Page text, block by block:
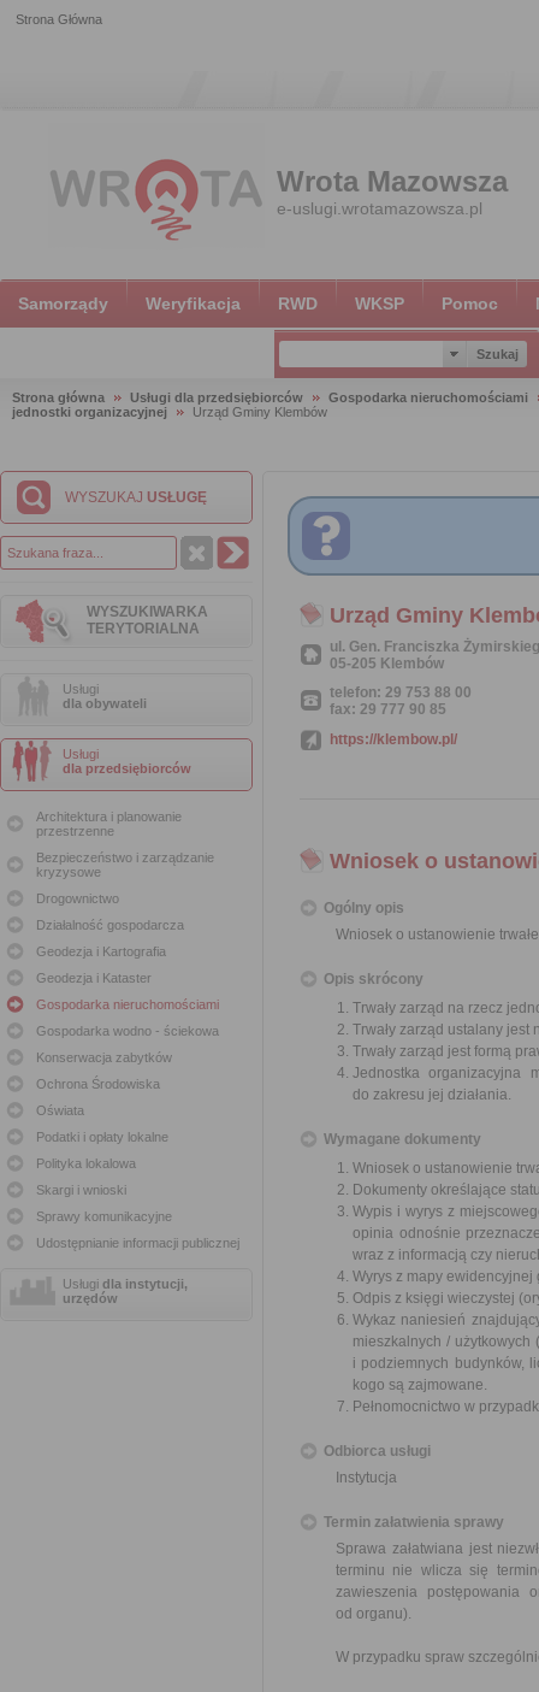
Strona Główna
Wrota Mazowsza
e-uslugi.wrotamazowsza.pl
Samorządy Weryfikacja RWD WKSP Pomoc
Strona główna Usługi dla przedsiębiorców
Gospodarka nieruchomościami
jednostki organizacyjnej
Urząd Gminy Klembów
WYSZUKAJ USŁUGĘ
WYSZUKIWARKA
TERYTORIALNA
Usługi
dla obywateli
Usługi
dla przedsiębiorców
Architektura i planowanie
przestrzenne
Bezpieczeństwo i zarządzanie
kryzysowe
Drogownictwo
Działalność gospodarcza
Geodezja i Kartografia
Geodezja i Kataster
Gospodarka nieruchomościami
Gospodarka wodno - ściekowa
Konserwacja zabytków
Ochrona Środowiska
Oświata
Podatki i opłaty lokalne
Polityka lokalowa
Skargi i wnioski
Sprawy komunikacyjne
Udostępnianie informacji publicznej
Usługi dla instytucji,
urzędów
Urząd Gminy
ul. Gen. Franciszka
05-205 Klembów
telefon: 29 753 88 00
fax: 29 777 90 85
https://klembow.pl/
Wniosek o
Ogólny opis
Wniosek o ustanowienie
Opis skrócony
Trwały zarząd na rzecz
Trwały zarząd ustalany jest
Trwały zarząd jest formą
Jednostka organizacyjna
do zakresu jej działania.
Wymagane dokumenty
Wniosek o ustanowienie
Dokumenty określające
Wypis i wyrys z
opinia odnośnie
wraz z informacją czy
Wyrys z mapy ewidencyjnej
Odpis z księgi wieczystej
Wykaz naniesień
mieszkalnych /
i podziemnych budynków,
kogo są zajmowane.
Pełnomocnictwo w
Odbiorca usługi
Instytucja
Termin załatwienia sprawy
Sprawa załatwiana jest
terminu nie wlicza się
zawieszenia postępowania
od organu).
W przypadku spraw